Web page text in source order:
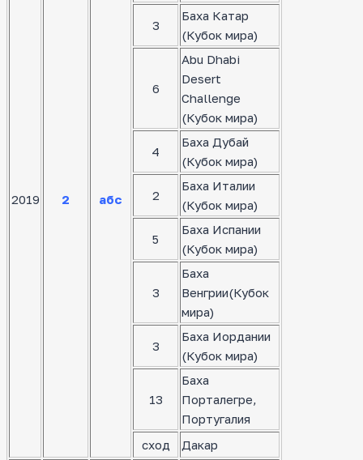
2019 2 абс
3
Баха Катар
(Кубок мира)
6
Abu Dhabi
Desert
Challenge
(Кубок мира)
4
Баха Дубай
(Кубок мира)
2
Баха Италии
(Кубок мира)
5
Баха Испании
(Кубок мира)
3
Баха
Венгрии(Кубок
мира)
3
Баха Иордании
(Кубок мира)
13
Баха
Порталегре,
Португалия
сход
Дакар